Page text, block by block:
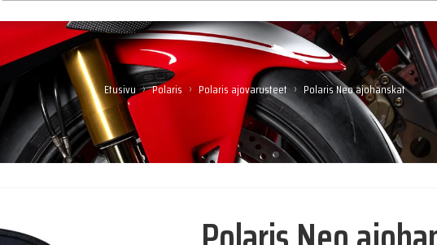
Etusivu › Polaris › Polaris ajovarusteet › Polaris Neo ajohanskat